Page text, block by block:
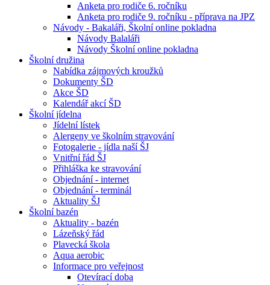
Anketa pro rodiče 6. ročníku
Anketa pro rodiče 9. ročníku - příprava na JPZ
Návody - Bakaláři, Školní online pokladna
Návody Balaláři
Návody Školní online pokladna
Školní družina
Nabídka zájmových kroužků
Dokumenty ŠD
Akce ŠD
Kalendář akcí ŠD
Školní jídelna
Jídelní lístek
Alergeny ve školním stravování
Fotogalerie - jídla naší ŠJ
Vnitřní řád ŠJ
Přihláška ke stravování
Objednání - internet
Objednání - terminál
Aktuality ŠJ
Školní bazén
Aktuality - bazén
Lázeňský řád
Plavecká škola
Aqua aerobic
Informace pro veřejnost
Otevírací doba